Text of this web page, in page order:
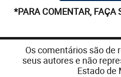
*PARA COMENTAR, FAÇA
Os comentários são de
seus autores e não
Estado de